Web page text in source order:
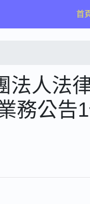
首
法人法
務公告